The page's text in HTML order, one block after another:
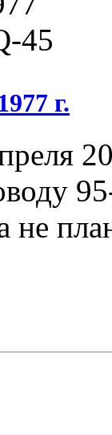
45
г.
не